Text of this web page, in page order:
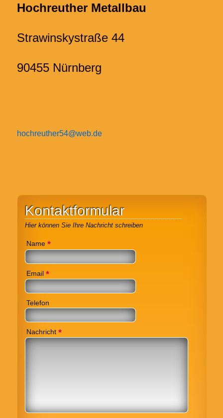
Hochreuther Metallbau
Strawinskystraße 44
90455 Nürnberg
hochreuther54@web.de
Kontaktformular
Hier können Sie Ihre Nachricht schreiben
Name *
Email *
Telefon
Nachricht *